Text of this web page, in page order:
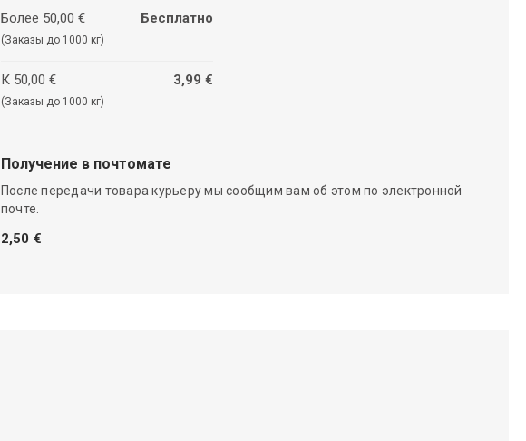
Более 50,00 €
(Заказы до 1000 кг)
Бесплатно
К 50,00 €
(Заказы до 1000 кг)
3,99 €
Получение в почтомате
После передачи товара курьеру мы сообщим вам об этом по электронной
почте.
2,50 €